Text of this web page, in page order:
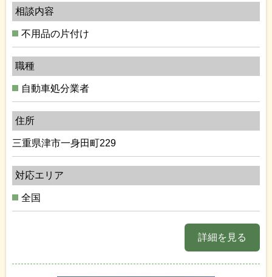
相談内容
不用品の片付け
職種
自動車処分業者
住所
三重県津市一身田町229
対応エリア
全国
詳細を見る